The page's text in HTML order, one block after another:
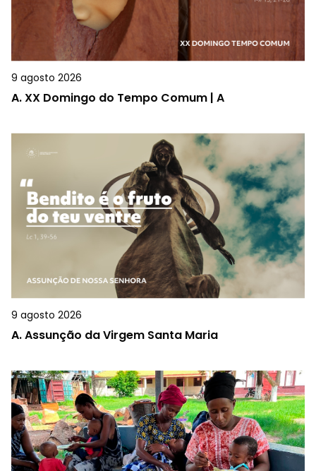
9 agosto 2026
A.XX Domingo do Tempo Comum | A
9 agosto 2026
A.Assunção da Virgem Santa Maria